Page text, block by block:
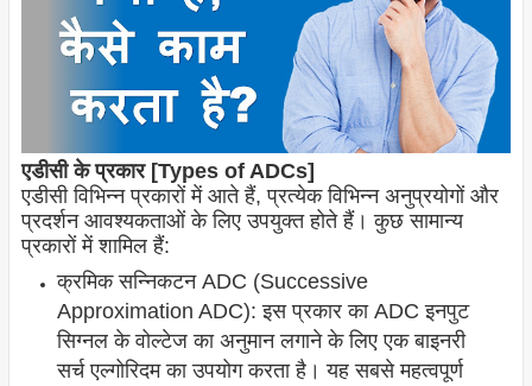
एडीसी के प्रकार [Types of ADCs]
एडीसी विभिन्न प्रकारों में आते हैं, प्रत्येक विभिन्न अनुप्रयोगों और
प्रदर्शन आवश्यकताओं के लिए उपयुक्त होते हैं। कुछ सामान्य
प्रकारों में शामिल हैं:
क्रमिक सन्निकटन ADC (Successive
Approximation ADC): इस प्रकार का ADC इनपुट
सिग्नल के वोल्टेज का अनुमान लगाने के लिए एक बाइनरी
सर्च एल्गोरिदम का उपयोग करता है। यह सबसे महत्वपूर्ण